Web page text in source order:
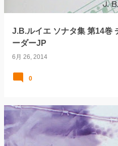
J.B.ルイエ ソナタ集 第14巻
ーダーJP
6月 26, 2014
0